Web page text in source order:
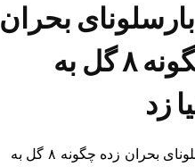
بحران
زده چگونه ۸ گل به
زد
فیلم/ بارسلونای بحران زده چگونه ۸ گل به